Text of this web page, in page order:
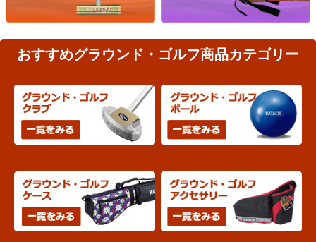
おすすめグラウンド・ゴルフ商品カテゴリー